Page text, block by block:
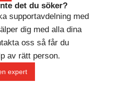
det du söker?
supportavdelning med
dig med alla dina
oss så får du
av rätt person.
expert